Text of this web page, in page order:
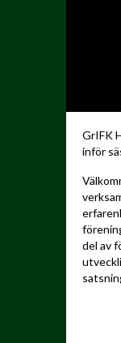
GrIFK
inför
del av